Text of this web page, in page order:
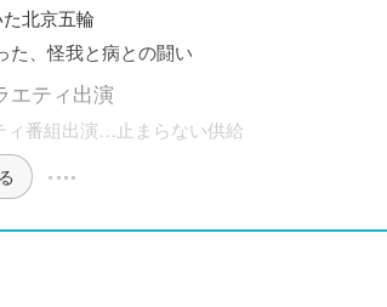
北京五輪
た、怪我と病との闘い
エティ出演
ィ番組出演…止まらない供給